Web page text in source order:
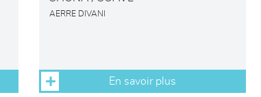
AERRE DIVANI
En savoir plus